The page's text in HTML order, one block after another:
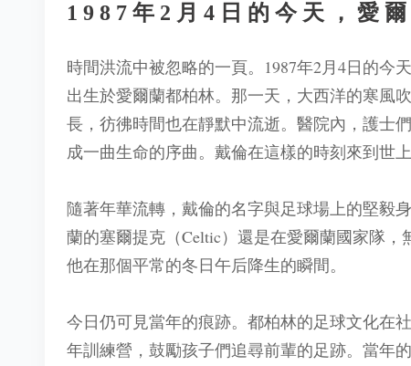
1987年2月4日的今天，愛
時間洪流中被忽略的一頁。1987年2月4日的今
出生於愛爾蘭都柏林。那一天，大西洋的寒風
長，彷彿時間也在靜默中流逝。醫院內，護士
成一曲生命的序曲。戴倫在這樣的時刻來到世
隨著年華流轉，戴倫的名字與足球場上的堅毅
蘭的塞爾提克（Celtic）還是在愛爾蘭國家隊
他在那個平常的冬日午后降生的瞬間。
今日仍可見當年的痕跡。都柏林的足球文化在
年訓練營，鼓勵孩子們追尋前輩的足跡。當年